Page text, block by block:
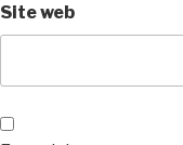
Site web